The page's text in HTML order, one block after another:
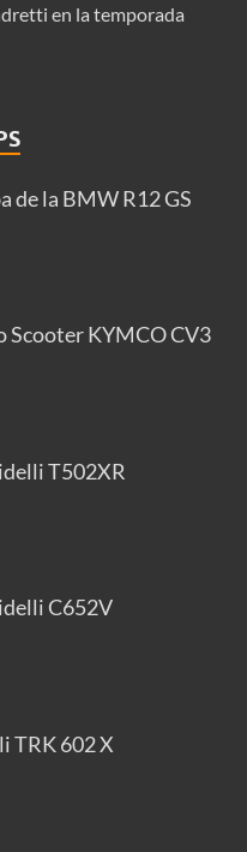
en la temporada
de la BMW R12 GS
Scooter KYMCO CV3
T502XR
C652V
TRK 602 X